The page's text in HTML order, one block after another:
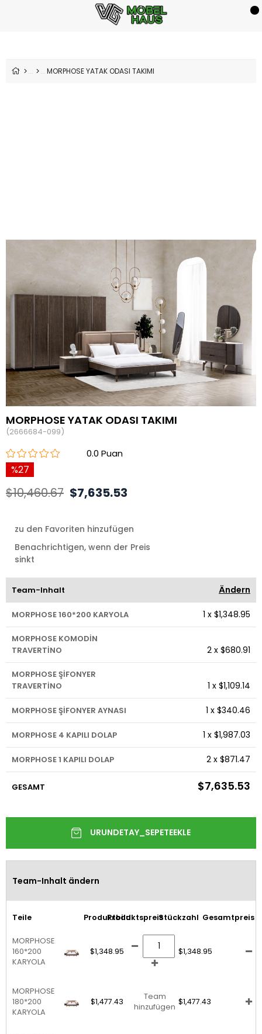
MORPHOSE YATAK ODASI TAKIMI
MORPHOSE YATAK ODASI TAKIMI
(2666684-099)
0.0
27
$10,460.67 $7,635.53
zu den Favoriten hinzufügen
Benachrichtigen, wenn der Preis
sinkt
Team-Inhalt Ändern
MORPHOSE 160*200 KARYOLA 1 x $1,348.95
MORPHOSE KOMODİN
TRAVERTİNO
2 x $680.91
MORPHOSE ŞİFONYER
TRAVERTİNO
1 x $1,109.14
MORPHOSE ŞİFONYER AYNASI 1 x $340.46
MORPHOSE 4 KAPILI DOLAP 1 x $1,987.03
MORPHOSE 1 KAPILI DOLAP 2 x $871.47
GESAMT $7,635.53
Team-Inhalt ändern
Teile ProduktbildProduktspreisStückzahl Gesamtpreis
MORPHOSE
160*200
KARYOLA
$1,348.95 $1,348.95
MORPHOSE
180*200
KARYOLA
$1,477.43
Team
hinzufügen
$1,477.43